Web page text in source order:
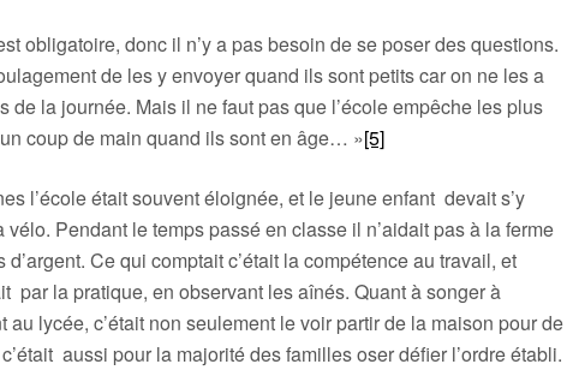
obligatoire, donc il n’y a pas besoin de se poser des questions.
de les y envoyer quand ils sont petits car on ne les a
de la journée. Mais il ne faut pas que l’école empêche les plus
coup de main quand ils sont en âge… »[5]
l’école était souvent éloignée, et le jeune enfant devait s’y
vélo. Pendant le temps passé en classe il n’aidait pas à la ferme
Ce qui comptait c’était la compétence au travail, et
par la pratique, en observant les aînés. Quant à songer à
au lycée, c’était non seulement le voir partir de la maison pour de
aussi pour la majorité des familles oser défier l’ordre établi.